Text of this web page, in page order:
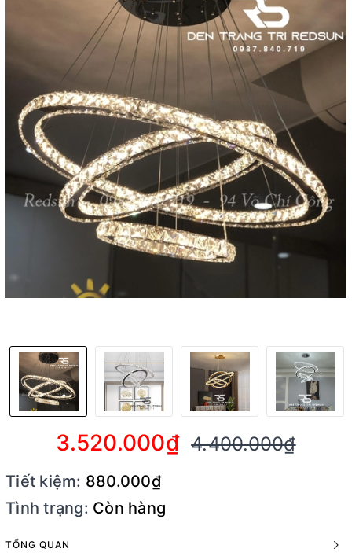
3.520.000₫ 4.400.000₫
Tiết kiệm: 880.000₫
Tình trạng: Còn hàng
TỔNG QUAN